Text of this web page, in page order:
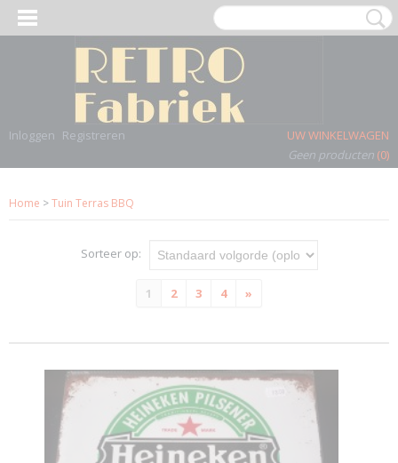
Inloggen Registreren
UW WINKELWAGEN
Geen producten (0)
Home >Tuin Terras BBQ
Sorteer op:
1 2 3 4 »